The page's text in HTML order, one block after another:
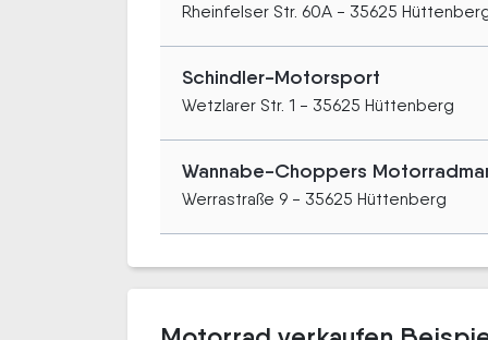
Rheinfelser Str. 60A - 35625
Schindler-Motorsport
Wetzlarer Str. 1 - 35625 Hüttenberg
Wannabe-Choppers
Werrastraße 9 - 35625 Hüttenberg